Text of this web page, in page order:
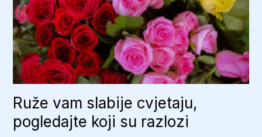
Ruže vam slabije cvjetaju,
pogledajte koji su razlozi